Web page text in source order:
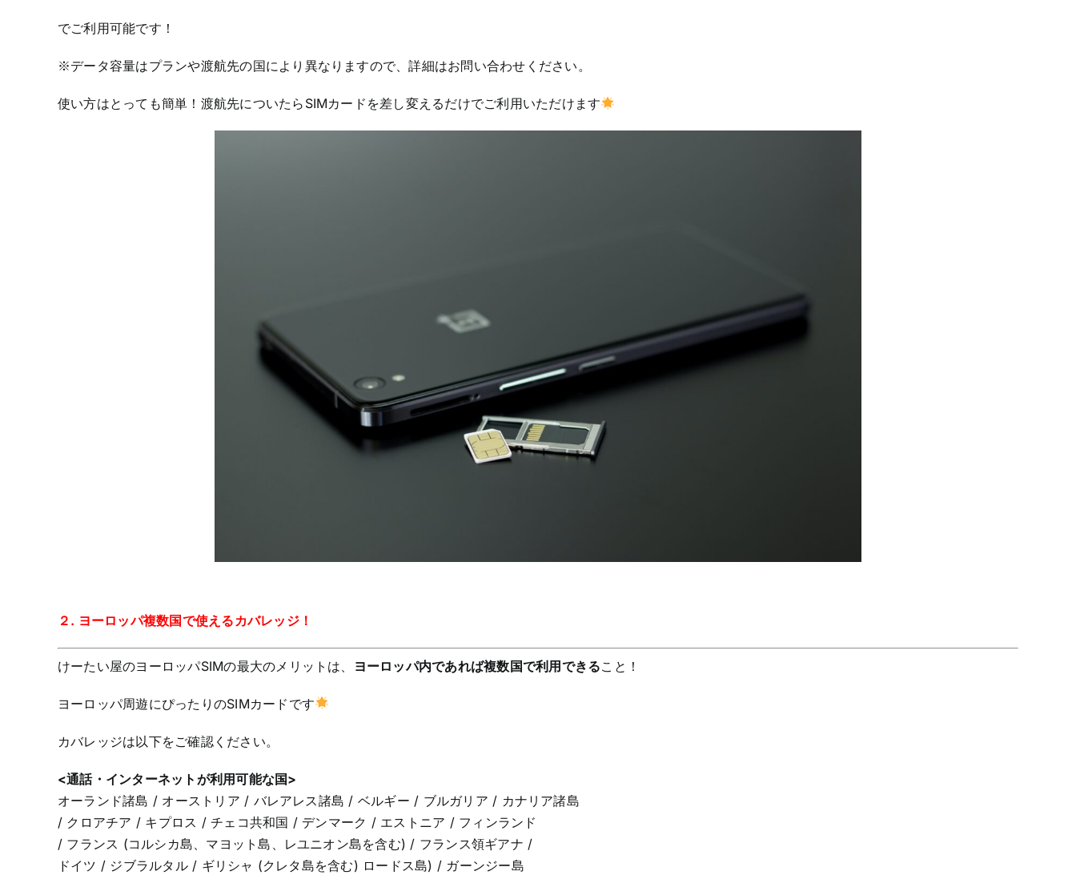
でご利用可能です！
※データ容量はプランや渡航先の国により異なりますので、詳細はお問い合わせください。
使い方はとっても簡単！渡航先についたらSIMカードを差し変えるだけでご利用いただけます
２. ヨーロッパ複数国で使えるカバレッジ！
けーたい屋のヨーロッパSIMの最大のメリットは、 ヨーロッパ内であれば複数国で利用できること！
ヨーロッパ周遊にぴったりのSIMカードです
カバレッジは以下をご確認ください。
<通話・インターネットが利用可能な国>
オーランド諸島 / オーストリア / バレアレス諸島 / ベルギー / ブルガリア / カナリア諸島
/ クロアチア / キプロス / チェコ共和国 / デンマーク / エストニア / フィンランド
/ フランス (コルシカ島、マヨット島、レユニオン島を含む) / フランス領ギアナ /
ドイツ / ジブラルタル / ギリシャ (クレタ島を含む) ロードス島) / ガーンジー島